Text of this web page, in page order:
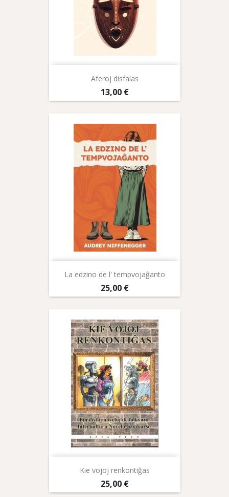
Aferoj disfalas
Prix
13,00 €
La edzino de l' tempvojaĝanto
Prix
25,00 €
Kie vojoj renkontiĝas
Prix
25,00 €